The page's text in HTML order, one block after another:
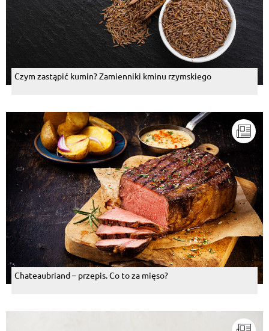
Czym zastąpić kumin? Zamienniki kminu rzymskiego
Chateaubriand – przepis. Co to za mięso?